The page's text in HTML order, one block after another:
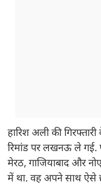
हारिश अली की
रिमांड पर लखनऊ ले
मेरठ, गाजियाबाद और
में था. वह अपने साथ ऐसे